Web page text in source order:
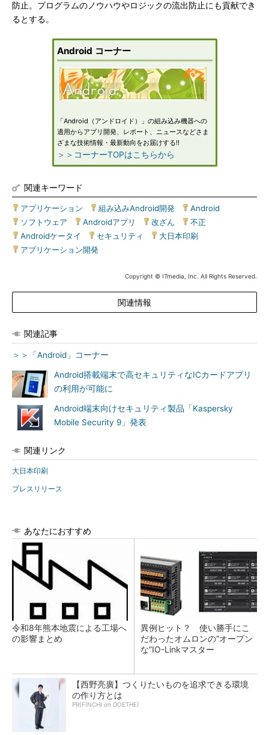
防止。プログラムのノウハウやロジックの流出防止にも貢献でき
るとする。
Android コーナー
「Android（アンドロイド）」の組み込み機器への
適用からアプリ開発、レポート、ニュースなどさま
ざまな技術情報・最新動向をお届けする!!
＞＞コーナーTOPはこちらから
関連キーワード
アプリケーション 組み込みAndroid開発 Android
ソフトウェア
Androidアプリ 改ざん 不正
Androidケータイ
セキュリティ 大日本印刷
アプリケーション開発
Copyright © ITmedia, Inc. All Rights Reserved.
関連情報
関連記事
＞＞「Android」コーナー
Android搭載端末で高セキュリティなICカードアプリ
の利用が可能に
Android端末向けセキュリティ製品「Kaspersky
Mobile Security 9」発表
関連リンク
大日本印刷
プレスリリース
あなたにおすすめ
令和8年熊本地震による工場へ
の影響まとめ
異例ヒット？ 使い勝手にこ
だわったオムロンの“オープン
な”IO-Linkマスター
【西野亮廣】つくりたいものを追求できる環境
の作り方とは
PR(FINCHI on GOETHE)